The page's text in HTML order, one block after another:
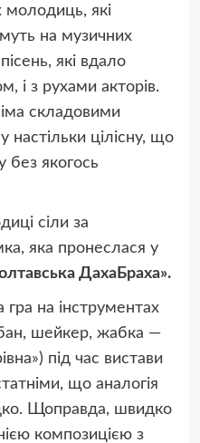
молодиць, які
на музичних
які вдало
і з рухами акторів.
складовими
настільки цілісну, що
без якогось
сіли за
яка пронеслася у
ДахаБраха».
гра на інструментах
шейкер, жабка —
під час вистави
що аналогія
Щоправда, швидко
композицією з